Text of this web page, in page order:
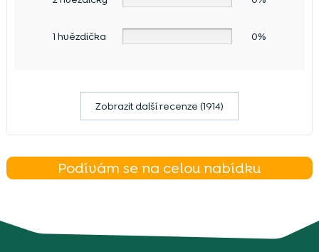
1 hvězdička 0%
Zobrazit další recenze (1914)
Podívám se na celou nabídku